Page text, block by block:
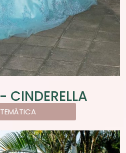
CINDERELLA
TEMÁTICA